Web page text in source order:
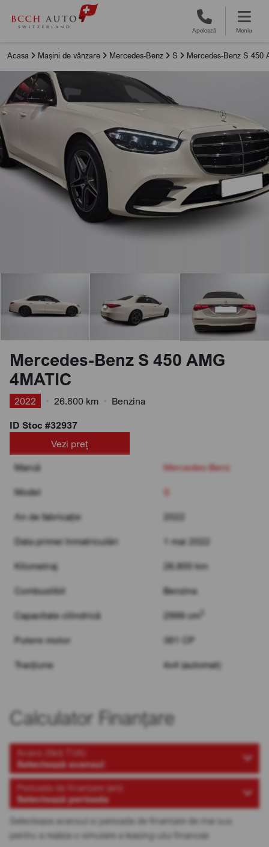
Apelează Meniu
Acasa Mașini de vânzare Mercedes-Benz S Mercedes-Benz S 450
Mercedes-Benz S 450 AMG
4MATIC
2022 26.800 km
Benzina
ID Stoc #32937
Vezi preț
Marcă
Mercedes-Benz
Model S
An de fabricație 2022
Data primei înmatriculări 1 mai 2022
Kilometraj 26.800 km
Combustibil Benzina
Capacitate cilindrică 2999 cm
Putere motor 381 CP
Tracțiune 4x4 (automat)
Calculator Finanțare
Avans (fără TVA)
Selectează avansul
Perioada de finanțare (ani)
Selectează perioada
Selecteaza avansul si perioada de finantare de mai sus
pentru a realiza o simulare a leasing-ului financiar.